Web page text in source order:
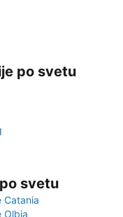
po svetu
svetu
Catania
Olbia